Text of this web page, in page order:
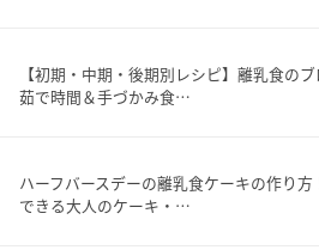
【初期・中期・後期別レシピ】離乳食の
茹で時間＆手づかみ食…
ハーフバースデーの離乳食ケーキの作り
できる大人のケーキ・…